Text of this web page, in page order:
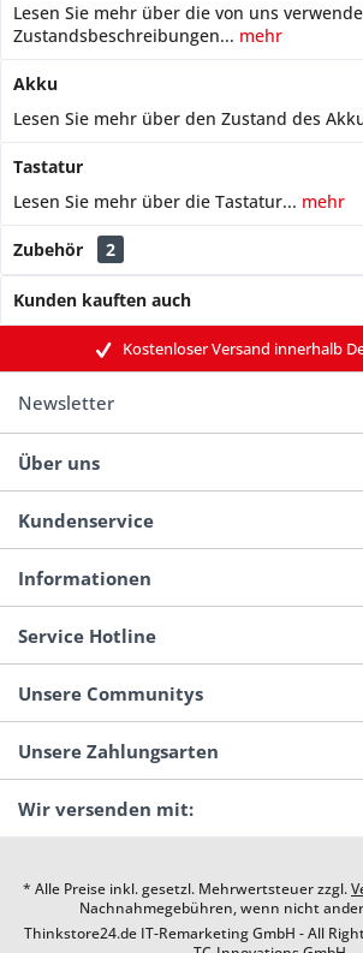
Lesen Sie mehr über die von uns
Zustandsbeschreibungen... mehr
Akku
Lesen Sie mehr über den Zustand des
Tastatur
Lesen Sie mehr über die Tastatur... mehr
Zubehör 2
Kunden kauften auch
Kostenloser Versand innerhalb
Newsletter
Über uns
Kundenservice
Informationen
Service Hotline
Unsere Communitys
Unsere Zahlungsarten
Wir versenden mit:
* Alle Preise inkl. gesetzl. Mehrwertsteuer zzgl.
Nachnahmegebühren, wenn nicht
Thinkstore24.de IT-Remarketing GmbH - All